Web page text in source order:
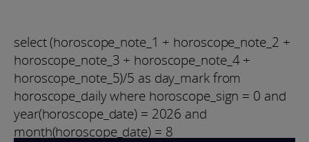
select (horoscope_note_1 + horoscope_note_2 +
horoscope_note_3 + horoscope_note_4 +
horoscope_note_5)/5 as day_mark from
horoscope_daily where horoscope_sign = 0 and
year(horoscope_date) = 2026 and
month(horoscope_date) = 8